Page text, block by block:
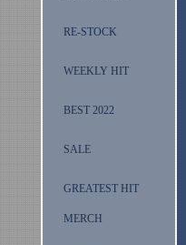
RE-STOCK
WEEKLY HIT
BEST 2022
SALE
GREATEST HIT
MERCH